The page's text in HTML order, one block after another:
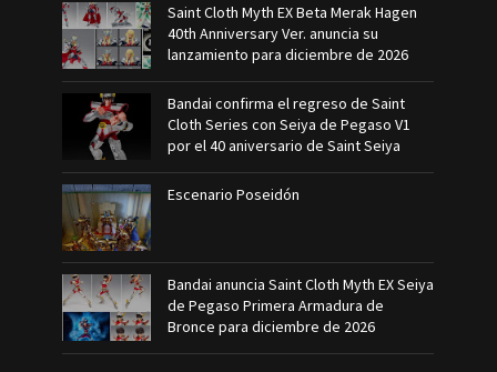
Saint Cloth Myth EX Beta Merak Hagen
40th Anniversary Ver. anuncia su
lanzamiento para diciembre de 2026
Bandai confirma el regreso de Saint
Cloth Series con Seiya de Pegaso V1
por el 40 aniversario de Saint Seiya
Escenario Poseidón
Bandai anuncia Saint Cloth Myth EX Seiya
de Pegaso Primera Armadura de
Bronce para diciembre de 2026